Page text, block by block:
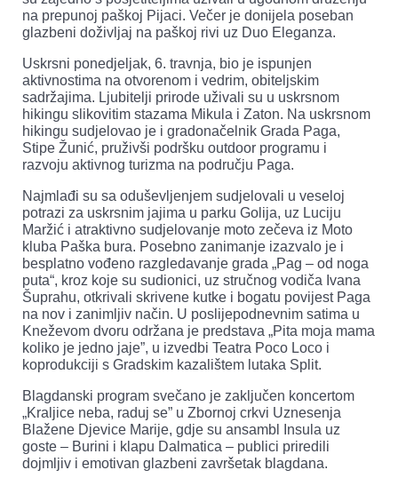
na prepunoj paškoj Pijaci. Večer je donijela poseban
glazbeni doživljaj na paškoj rivi uz Duo Eleganza.
Uskrsni ponedjeljak, 6. travnja, bio je ispunjen
aktivnostima na otvorenom i vedrim, obiteljskim
sadržajima. Ljubitelji prirode uživali su u uskrsnom
hikingu slikovitim stazama Mikula i Zaton. Na uskrsnom
hikingu sudjelovao je i gradonačelnik Grada Paga,
Stipe Žunić, pruživši podršku outdoor programu i
razvoju aktivnog turizma na području Paga.
Najmlađi su sa oduševljenjem sudjelovali u veseloj
potrazi za uskrsnim jajima u parku Golija, uz Luciju
Maržić i atraktivno sudjelovanje moto zečeva iz Moto
kluba Paška bura. Posebno zanimanje izazvalo je i
besplatno vođeno razgledavanje grada „Pag – od noga
puta“, kroz koje su sudionici, uz stručnog vodiča Ivana
Šuprahu, otkrivali skrivene kutke i bogatu povijest Paga
na nov i zanimljiv način. U poslijepodnevnim satima u
Kneževom dvoru održana je predstava „Pita moja mama
koliko je jedno jaje”, u izvedbi Teatra Poco Loco i
koprodukciji s Gradskim kazalištem lutaka Split.
Blagdanski program svečano je zaključen koncertom
„Kraljice neba, raduj se” u Zbornoj crkvi Uznesenja
Blažene Djevice Marije, gdje su ansambl Insula uz
goste – Burini i klapu Dalmatica – publici priredili
dojmljiv i emotivan glazbeni završetak blagdana.